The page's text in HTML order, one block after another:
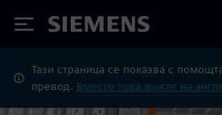
Siemens
Тази страница се показва с
превод. Вместо това вижте на